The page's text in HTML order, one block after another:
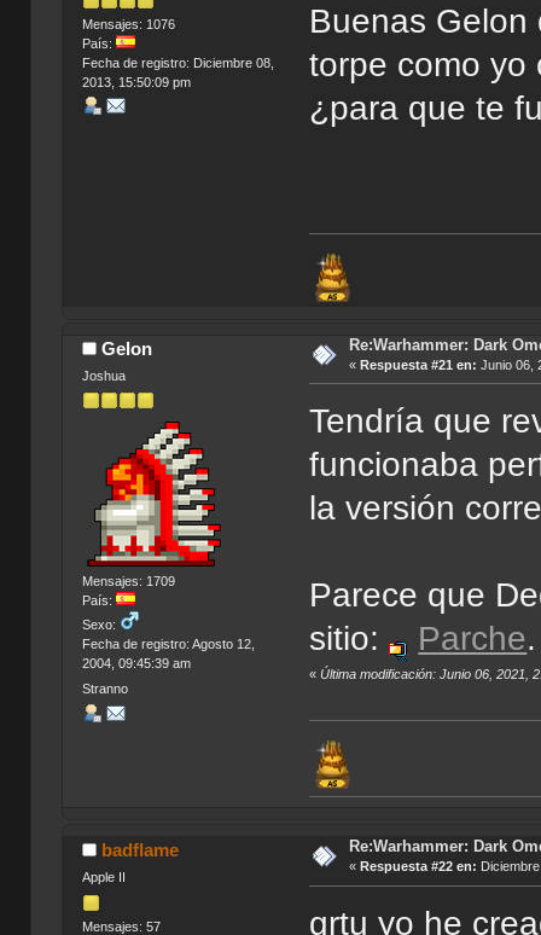
Mensajes: 1076
País:
Fecha de registro: Diciembre 08,
2013, 15:50:09 pm
Buenas Gelon
torpe como yo
¿para que te
Gelon
Joshua
Mensajes: 1709
País:
Sexo:
Fecha de registro: Agosto 12,
2004, 09:45:39 am
Stranno
Re:Warhammer: Dark
« Respuesta #21 en: Junio 06,
Tendría que
funcionaba
la versión
Parece que
sitio:
Parche.
«Última modificación: Junio 06, 2021,
badflame
Apple II
Mensajes: 57
Re:Warhammer: Dark
« Respuesta #22 en:
grtu yo he